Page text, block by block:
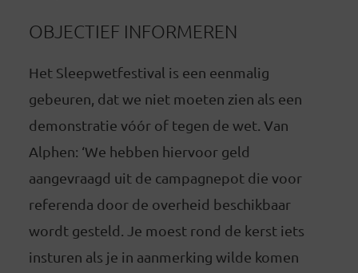
OBJECTIEF INFORMEREN
Het Sleepwetfestival is een eenmalig
gebeuren, dat we niet moeten zien als een
demonstratie vóór of tegen de wet. Van
Alphen: ‘We hebben hiervoor geld
aangevraagd uit de campagnepot die voor
referenda door de overheid beschikbaar
wordt gesteld. Je moest rond de kerst iets
insturen als je in aanmerking wilde komen